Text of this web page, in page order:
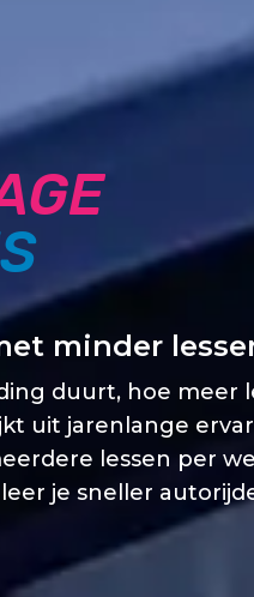
minder
duurt, hoe meer
uit jarenlange
lessen per
je sneller